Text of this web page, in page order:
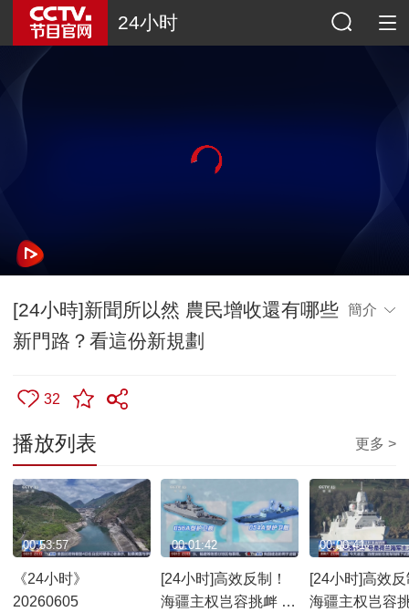
24小时
[24小時]新聞所以然 農民增收還有哪些
新門路？看這份新規劃
簡介
32
播放列表 更多 >
《24小时》
20260605
00:53:57
[24小时]高效反制！
海疆主权岂容挑衅 荷
00:01:42
[24小时]高效
海疆主权岂容
00:00:41